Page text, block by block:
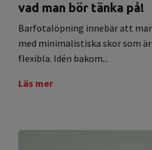
vad man bör tänka på!
Barfotalöpning innebär att
med minimalistiska skor som
flexibla. Idén bakom...
Läs mer